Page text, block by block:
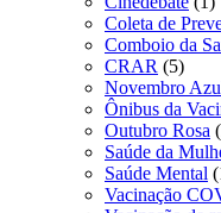
Coleta de
Comboio da
CRAR (5)
Novembro
Ônibus da
Outubro Rosa
Saúde da
Saúde Mental
Vacinação